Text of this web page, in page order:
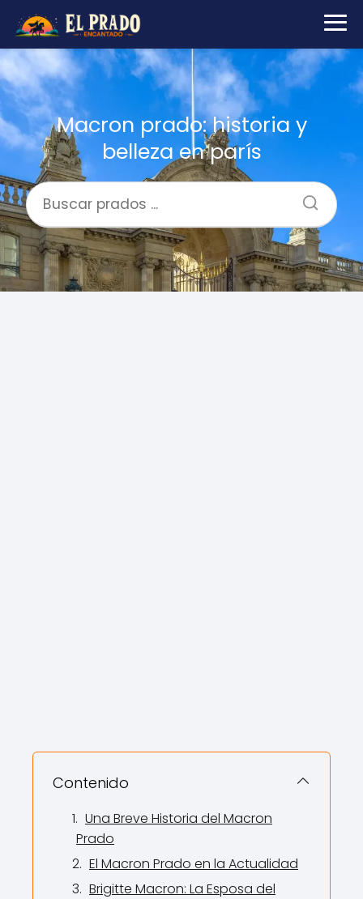
Macron prado: historia y
belleza en parís
Contenido
Una Breve Historia del Macron
Prado
El Macron Prado en la Actualidad
Brigitte Macron: La Esposa del